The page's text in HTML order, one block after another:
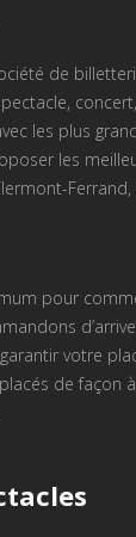
de
les plus
les
pour
votre
de façon